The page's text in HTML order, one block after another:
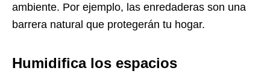
ambiente. Por ejemplo, las enredaderas son una
barrera natural que protegerán tu hogar.
Humidifica los espacios